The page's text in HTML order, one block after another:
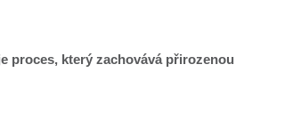
proces, který zachovává přirozenou